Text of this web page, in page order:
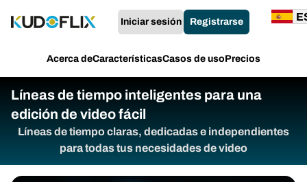
Acerca deCaracterísticasCasos de usoPrecios
Iniciar sesión Registrarse
Líneas de tiempo inteligentes para una
edición de video fácil
Líneas de tiempo claras, dedicadas e independientes
para todas tus necesidades de video